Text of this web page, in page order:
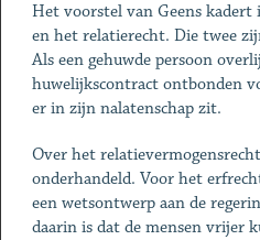
Het voorstel van Geens
en het relatierecht. Die twee
Als een gehuwde persoon
huwelijkscontract ontbonden
er in zijn nalatenschap zit.
Over het
onderhandeld. Voor het
een wetsontwerp aan de
daarin is dat de mensen vrijer